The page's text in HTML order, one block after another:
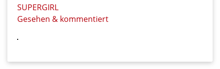
SUPERGIRL
Gesehen & kommentiert